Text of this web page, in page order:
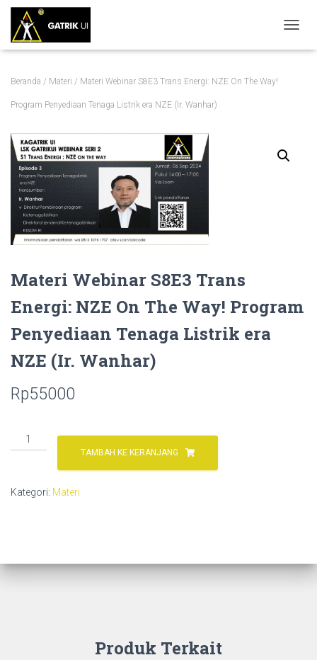
Beranda / Materi / Materi Webinar S8E3 Trans Energi: NZE On The Way!
Program Penyediaan Tenaga Listrik era NZE (Ir. Wanhar)
Materi Webinar S8E3 Trans
Energi: NZE On The Way! Program
Penyediaan Tenaga Listrik era
NZE (Ir. Wanhar)
Rp55000
Kuantitas
Materi
Trans
TAMBAH KE KERANJANG
Kategori: Materi
Produk Terkait